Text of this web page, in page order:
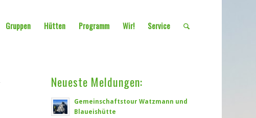
Gruppen Hütten Programm Wir! Service
Neueste Meldungen:
Gemeinschaftstour Watzmann und
Blaueishütte